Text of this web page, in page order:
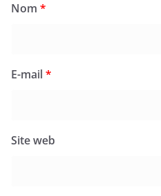
Nom *
E-mail*
Site web